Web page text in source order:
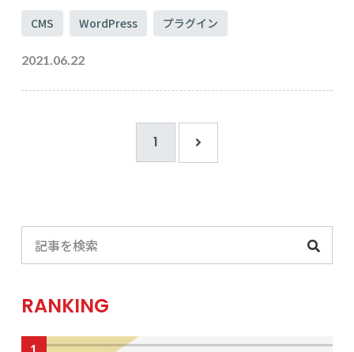
CMS WordPress プラグイン
2021.06.22
1
RANKING